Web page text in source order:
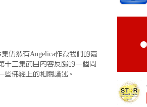
仍然有Angelica作為我們的嘉
十二集節目內容反饋的一個問
些佛經上的相關論述。